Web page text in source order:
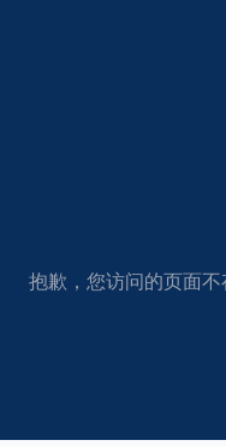
抱歉，您访问的页面